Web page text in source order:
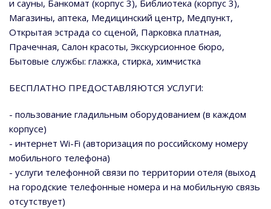
и сауны, Банкомат (корпус 3), Библиотека (корпус 3),
Магазины, аптека, Медицинский центр, Медпункт,
Открытая эстрада со сценой, Парковка платная,
Прачечная, Салон красоты, Экскурсионное бюро,
Бытовые службы: глажка, стирка, химчистка
БЕСПЛАТНО ПРЕДОСТАВЛЯЮТСЯ УСЛУГИ:
- пользование гладильным оборудованием (в каждом
корпусе)
- интернет Wi-Fi (авторизация по российскому номеру
мобильного телефона)
- услуги телефонной связи по территории отеля (выход
на городские телефонные номера и на мобильную связь
отсутствует)